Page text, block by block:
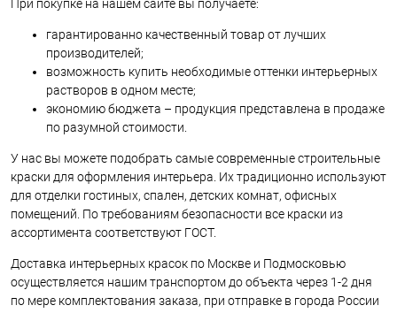
При покупке на нашем сайте вы получаете:
гарантированно качественный товар от лучших
производителей;
возможность купить необходимые оттенки интерьерных
растворов в одном месте;
экономию бюджета – продукция представлена в продаже
по разумной стоимости.
У нас вы можете подобрать самые современные строительные
краски для оформления интерьера. Их традиционно используют
для отделки гостиных, спален, детских комнат, офисных
помещений. По требованиям безопасности все краски из
ассортимента соответствуют ГОСТ.
Доставка интерьерных красок по Москве и Подмосковью
осуществляется нашим транспортом до объекта через 1-2 дня
по мере комплектования заказа, при отправке в города России